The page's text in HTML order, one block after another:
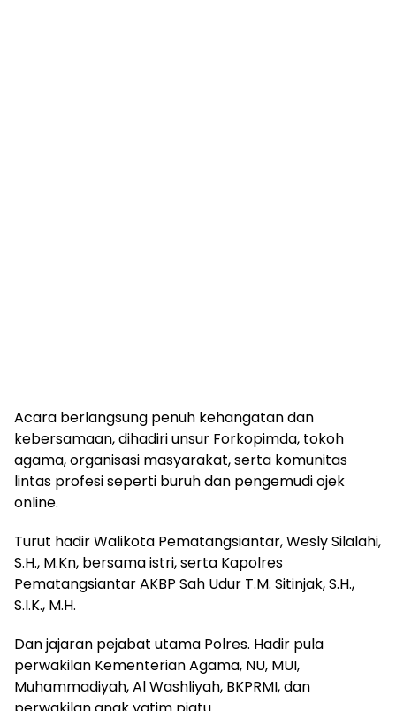
Acara berlangsung penuh kehangatan dan
kebersamaan, dihadiri unsur Forkopimda, tokoh
agama, organisasi masyarakat, serta komunitas
lintas profesi seperti buruh dan pengemudi ojek
online.
Turut hadir Walikota Pematangsiantar, Wesly Silalahi,
S.H., M.Kn, bersama istri, serta Kapolres
Pematangsiantar AKBP Sah Udur T.M. Sitinjak, S.H.,
S.I.K., M.H.
Dan jajaran pejabat utama Polres. Hadir pula
perwakilan Kementerian Agama, NU, MUI,
Muhammadiyah, Al Washliyah, BKPRMI, dan